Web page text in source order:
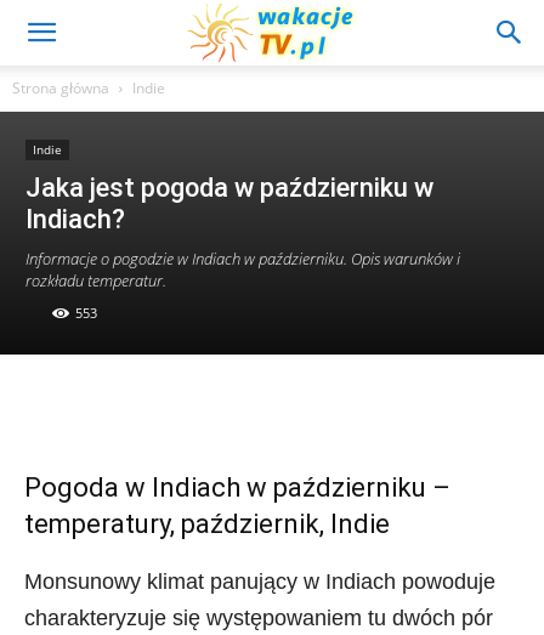
Strona główna Indie
Indie
Jaka jest pogoda w październiku w
Indiach?
Informacje o pogodzie w Indiach w październiku. Opis warunków i
rozkładu temperatur.
553
Pogoda w Indiach w październiku –
temperatury, październik, Indie
Monsunowy klimat panujący w Indiach powoduje
charakteryzuje się występowaniem tu dwóch pór